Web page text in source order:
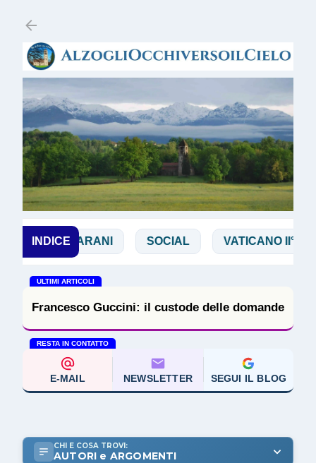
INDICE
SALVARANI SOCIAL VATICANO II°
ULTIMI ARTICOLI
Francesco Guccini: il custode delle domande
RESTA IN CONTATTO
E-MAIL NEWSLETTER SEGUI IL BLOG
CHI E COSA TROVI:
AUTORI e ARGOMENTI